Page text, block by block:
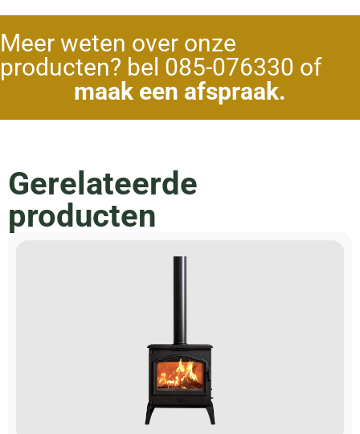
Meer weten over onze
producten? bel 085-076330 of
maak een afspraak.
Gerelateerde
producten